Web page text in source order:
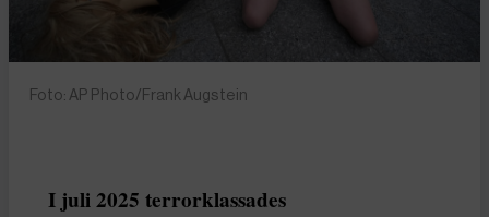
Foto: AP Photo/Frank Augstein
I juli 2025 terrorklassades